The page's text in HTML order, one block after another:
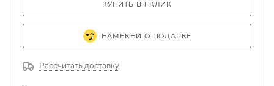
КУПИТЬ В 1 КЛИК
НАМЕКНИ О ПОДАРКЕ
Рассчитать доставку